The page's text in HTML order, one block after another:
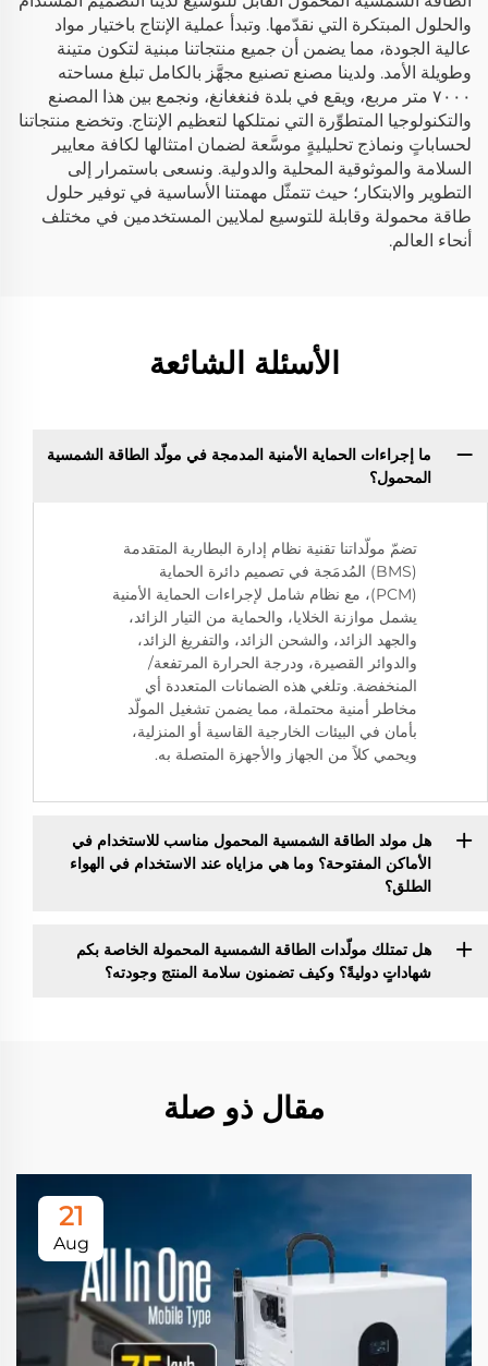
والحلول المبتكرة التي نقدّمها. وتبدأ عملية الإنتاج باختيار مواد
عالية الجودة، مما يضمن أن جميع منتجاتنا مبنية لتكون متينة
وطويلة الأمد. ولدينا مصنع تصنيع مجهَّز بالكامل تبلغ مساحته
٧٠٠٠ متر مربع، ويقع في بلدة فنغغانغ، ونجمع بين هذا المصنع
والتكنولوجيا المتطوِّرة التي نمتلكها لتعظيم الإنتاج. وتخضع منتجاتنا
لحساباتٍ ونماذج تحليليةٍ موسَّعة لضمان امتثالها لكافة معايير
السلامة والموثوقية المحلية والدولية. ونسعى باستمرار إلى
التطوير والابتكار؛ حيث تتمثّل مهمتنا الأساسية في توفير حلول
طاقة محمولة وقابلة للتوسيع لملايين المستخدمين في مختلف
أنحاء العالم.
الأسئلة الشائعة
ما إجراءات الحماية الأمنية المدمجة في مولّد الطاقة الشمسية
المحمول؟
تضمّ مولّداتنا تقنية نظام إدارة البطارية المتقدمة
(BMS) المُدمَجة في تصميم دائرة الحماية
(PCM)، مع نظام شامل لإجراءات الحماية الأمنية
يشمل موازنة الخلايا، والحماية من التيار الزائد،
والجهد الزائد، والشحن الزائد، والتفريغ الزائد،
والدوائر القصيرة، ودرجة الحرارة المرتفعة/
المنخفضة. وتلغي هذه الضمانات المتعددة أي
مخاطر أمنية محتملة، مما يضمن تشغيل المولّد
بأمان في البيئات الخارجية القاسية أو المنزلية،
ويحمي كلاً من الجهاز والأجهزة المتصلة به.
هل مولد الطاقة الشمسية المحمول مناسب للاستخدام في
الأماكن المفتوحة؟ وما هي مزاياه عند الاستخدام في الهواء
الطلق؟
هل تمتلك مولّدات الطاقة الشمسية المحمولة الخاصة بكم
شهاداتٍ دوليةً؟ وكيف تضمنون سلامة المنتج وجودته؟
مقال ذو صلة
21
Aug